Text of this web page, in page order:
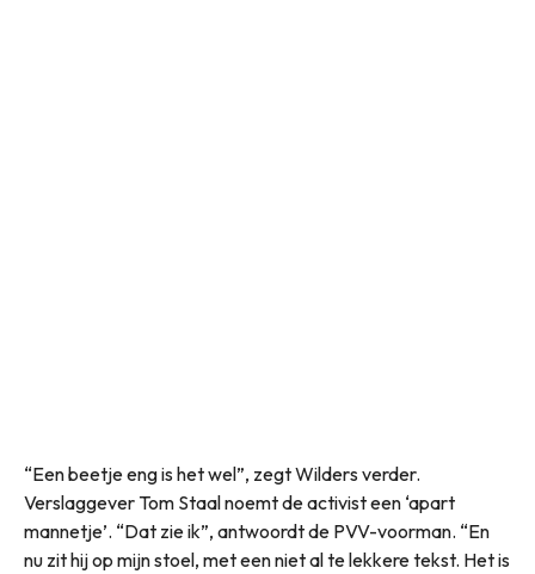
“Een beetje eng is het wel”, zegt Wilders verder.
Verslaggever Tom Staal noemt de activist een ‘apart
mannetje’. “Dat zie ik”, antwoordt de PVV-voorman. “En
nu zit hij op mijn stoel, met een niet al te lekkere tekst. Het is